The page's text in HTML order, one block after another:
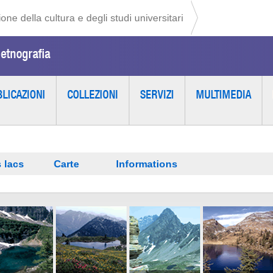
della cultura e degli studi universitari
COLLEZIONI SERVIZI MULTIMEDIA
lacs Carte Informations